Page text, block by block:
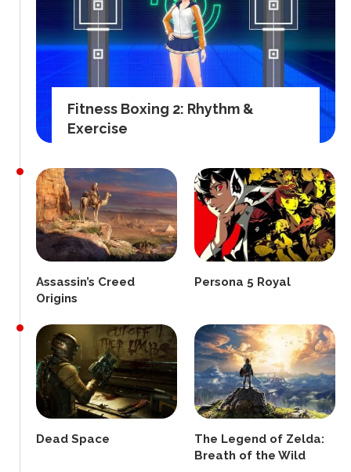
Fitness Boxing 2: Rhythm &
Exercise
Assassin’s Creed
Origins
Persona 5 Royal
Dead Space
The Legend of Zelda:
Breath of the Wild